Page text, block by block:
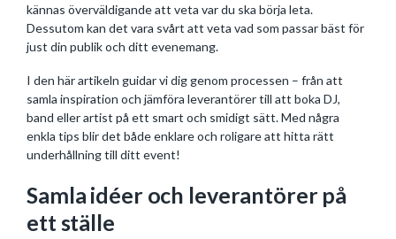
kännas överväldigande att veta var du ska börja leta.
Dessutom kan det vara svårt att veta vad som passar bäst för
just din publik och ditt evenemang.
I den här artikeln guidar vi dig genom processen – från att
samla inspiration och jämföra leverantörer till att boka DJ,
band eller artist på ett smart och smidigt sätt. Med några
enkla tips blir det både enklare och roligare att hitta rätt
underhållning till ditt event!
Samla idéer och leverantörer på
ett ställe